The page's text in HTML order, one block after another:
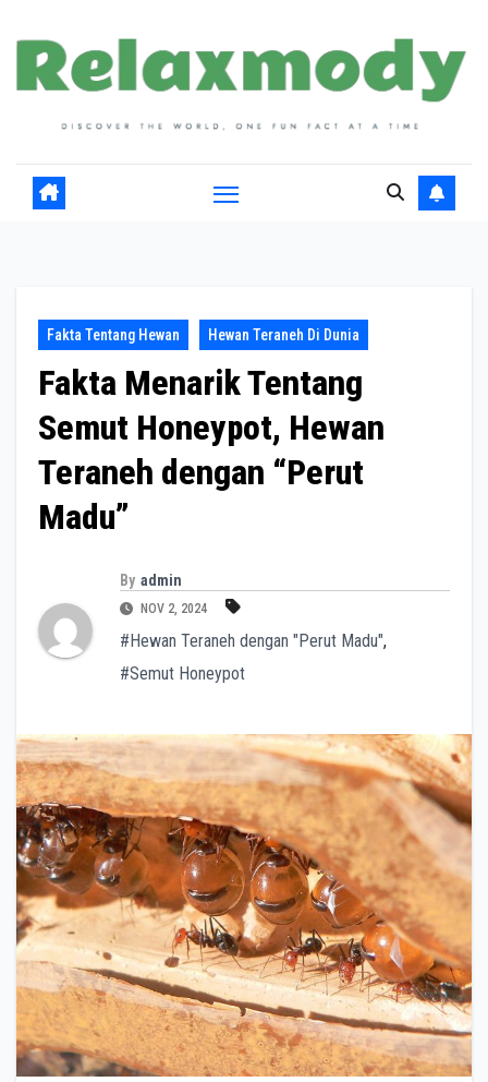
content
Fakta Tentang Hewan Hewan Teraneh Di Dunia
Fakta Menarik Tentang
Semut Honeypot, Hewan
Teraneh dengan “Perut
Madu”
By admin
NOV 2, 2024
#Hewan Teraneh dengan "Perut Madu",
#Semut Honeypot